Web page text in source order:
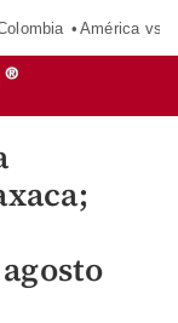
América vs